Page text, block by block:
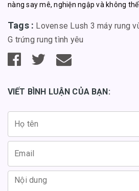
nàng say mê, nghiện ngập và không
Tags : Lovense Lush 3 máy rung
G trứng rung tình yêu
VIẾT BÌNH LUẬN CỦA BẠN: